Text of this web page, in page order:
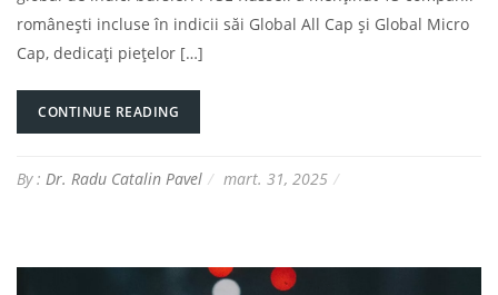
românești incluse în indicii săi Global All Cap și Global Micro
Cap, dedicați piețelor […]
CONTINUE READING
By : Dr. Radu Catalin Pavel mart. 31, 2025